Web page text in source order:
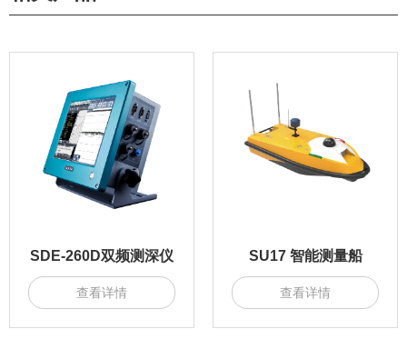
SDE-260D双频测深仪
查看详情
SU17 智能测量船
查看详情